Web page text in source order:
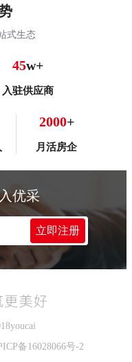
式生态
45w+
入驻供应商
2000+
月活房企
优采
立即注册
备16028066号-2